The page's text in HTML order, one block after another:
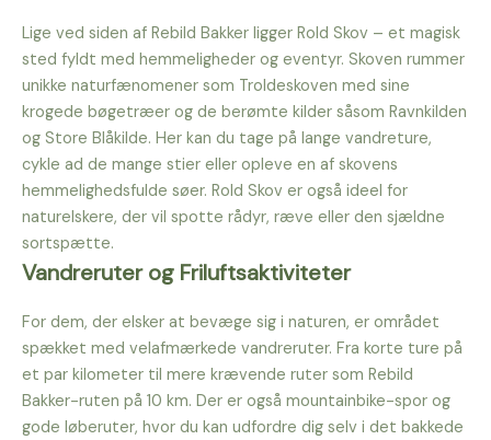
Lige ved siden af Rebild Bakker ligger Rold Skov – et magisk
sted fyldt med hemmeligheder og eventyr. Skoven rummer
unikke naturfænomener som Troldeskoven med sine
krogede bøgetræer og de berømte kilder såsom Ravnkilden
og Store Blåkilde. Her kan du tage på lange vandreture,
cykle ad de mange stier eller opleve en af skovens
hemmelighedsfulde søer. Rold Skov er også ideel for
naturelskere, der vil spotte rådyr, ræve eller den sjældne
sortspætte.
Vandreruter og Friluftsaktiviteter
For dem, der elsker at bevæge sig i naturen, er området
spækket med velafmærkede vandreruter. Fra korte ture på
et par kilometer til mere krævende ruter som Rebild
Bakker-ruten på 10 km. Der er også mountainbike-spor og
gode løberuter, hvor du kan udfordre dig selv i det bakkede